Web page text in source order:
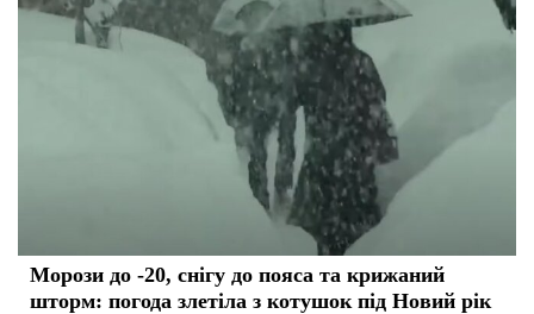
Морози до -20, снігу до пояса та крижаний
шторм: погода злетіла з котушок під Новий рік